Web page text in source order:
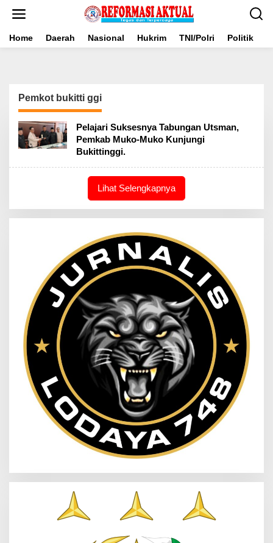
Home Daerah Nasional Hukrim TNI/Polri Politik
Pemkot bukitti ggi
Pelajari Suksesnya Tabungan Utsman,
Pemkab Muko-Muko Kunjungi
Bukittinggi.
Lihat Selengkapnya